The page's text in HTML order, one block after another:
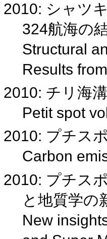
2010: シャツ
324航海の
Structural
Results
2010: チリ海
Petit spot
2010: プチス
Carbon
2010: プチス
と地質学の
New